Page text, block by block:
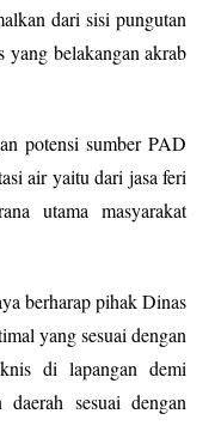
dari sisi pungutan
yang belakangan akrab
potensi sumber PAD
air yaitu dari jasa feri
utama masyarakat
berharap pihak Dinas
yang sesuai dengan
di lapangan demi
sesuai dengan